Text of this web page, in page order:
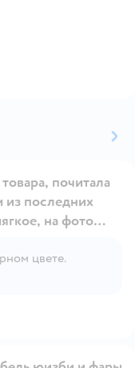
вопрос
почитала
из последних
на фото
вопросах к
цвете.